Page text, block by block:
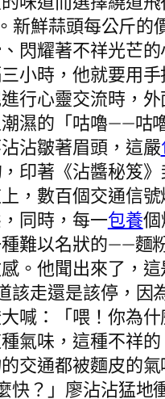
鮮蒜頭每公斤的
閃耀著不祥光芒
小時，他就要用
行心靈交流時，
濕的「咕嚕——
沾皺著眉頭，這嚴
印著《沾醬秘笈
，數百個交通信
同時，每一包養
難以名狀的——麵
。他聞出來了，
該走還是該停，因
喊：「喂！你為
氣味，這種不祥
交通都被麵皮的
快？」廖沾沾猛